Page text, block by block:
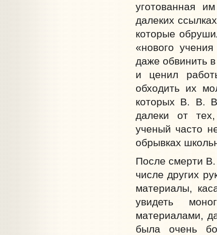
уготованная
далеких
которые
«нового
даже обвинить
и ценил
обходить их
которых В. В.
далеки от
ученый часто
обрывках
После смерти
числе других
материалы,
увидеть
материалами,
была очень